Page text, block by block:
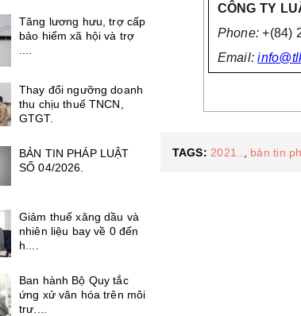
CÔNG TY
Phone:
Email:
TAGS: 2021.. bản tin
Tăng lương hưu, trợ cấp
bảo hiểm xã hội và trợ
Thay đổi ngưỡng doanh
thu chịu thuế TNCN,
GTGT.
BẢN TIN PHÁP LUẬT
SỐ 04/2026.
Giảm thuế xăng dầu và
nhiên liệu bay về 0 đến
h....
Ban hành Bộ Quy tắc
ứng xử văn hóa trên môi
trư....